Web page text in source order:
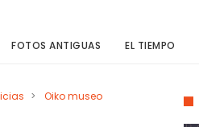
FOTOS ANTIGUAS EL TIEMPO
>
Oiko museo